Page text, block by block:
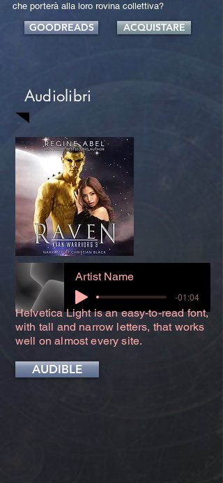
che porterà alla loro rovina collettiva?
GOODREADS ACQUISTARE
Audiolibri
Artist Name
-01:04
Helvetica Light is an easy-to-read font,
with tall and narrow letters, that works
well on almost every site.
AUDIBLE